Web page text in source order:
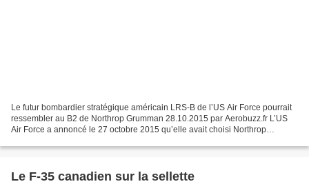
Le futur bombardier stratégique américain LRS-B de l’US Air Force pourrait
ressembler au B2 de Northrop Grumman 28.10.2015 par Aerobuzz.fr L’US
Air Force a annoncé le 27 octobre 2015 qu’elle avait choisi Northrop
Le F-35 canadien sur la sellette